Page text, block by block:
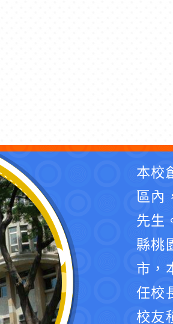
本校
區內
先生
縣桃
市，
任校
校友